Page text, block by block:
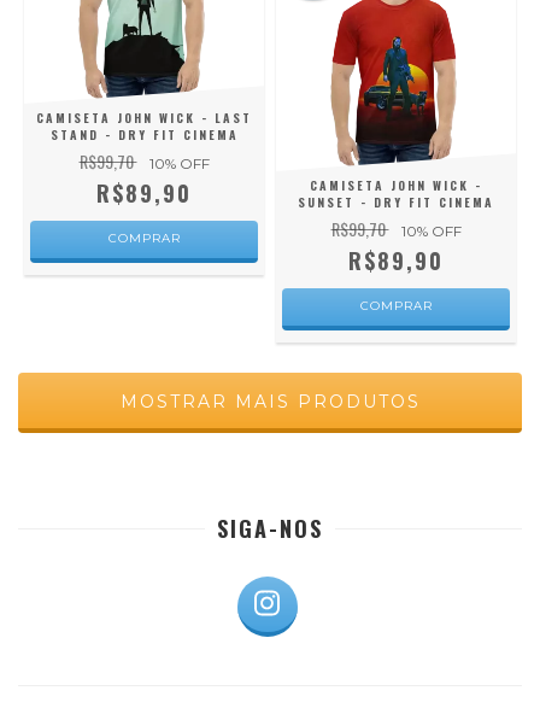
CAMISETA JOHN WICK - LAST
STAND - DRY FIT CINEMA
R$99,70 10% OFF
R$89,90
COMPRAR
CAMISETA JOHN WICK -
SUNSET - DRY FIT CINEMA
R$99,70 10% OFF
R$89,90
COMPRAR
MOSTRAR MAIS PRODUTOS
SIGA-NOS